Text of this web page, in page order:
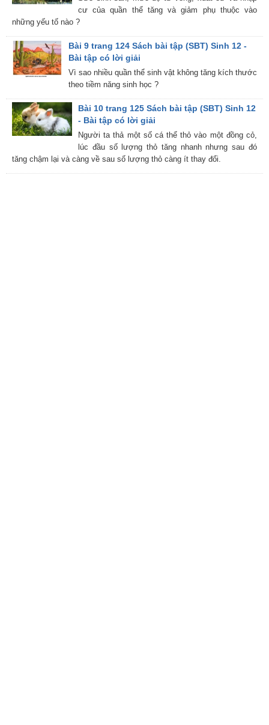
cư của quần thể tăng và giảm phụ thuộc vào
những yếu tố nào ?
Bài 9 trang 124 Sách bài tập (SBT) Sinh 12 -
Bài tập có lời giải
Vì sao nhiều quần thể sinh vật không tăng kích thước
theo tiềm năng sinh học ?
Bài 10 trang 125 Sách bài tập (SBT) Sinh 12
- Bài tập có lời giải
Người ta thả một số cá thể thỏ vào một đồng cỏ,
lúc đầu số lượng thỏ tăng nhanh nhưng sau đó
tăng chậm lại và càng về sau số lượng thỏ càng ít thay đổi.